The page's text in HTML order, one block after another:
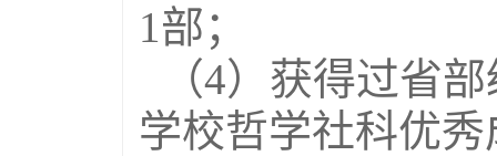
1部；
（4）获得过省
学校哲学社科优